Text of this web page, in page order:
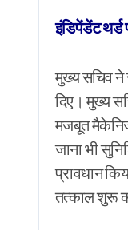
इंडिपेंडेंट थर्ड
मुख्य सचिव ने
दिए। मुख्य
मजबूत
जाना भी
प्रावधान
तत्काल शुरू